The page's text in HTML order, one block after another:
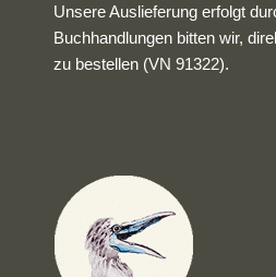
Unsere Auslieferung erfolgt
Buchhandlungen bitten wir,
zu bestellen (VN 91322).